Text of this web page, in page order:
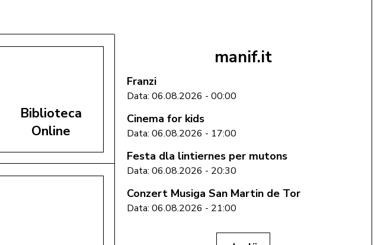
Biblioteca
Online
manif.it
Franzi
Data: 06.08.2026 - 00:00
Cinema for kids
Data: 06.08.2026 - 17:00
Festa dla lintiernes per mutons
Data: 06.08.2026 - 20:30
Conzert Musiga San Martin de Tor
Data: 06.08.2026 - 21:00